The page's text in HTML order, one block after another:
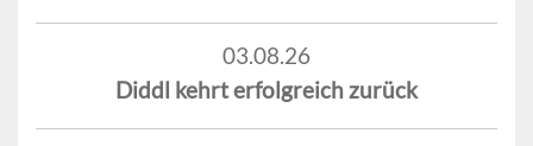
03.08.26
Diddl kehrt erfolgreich zurück